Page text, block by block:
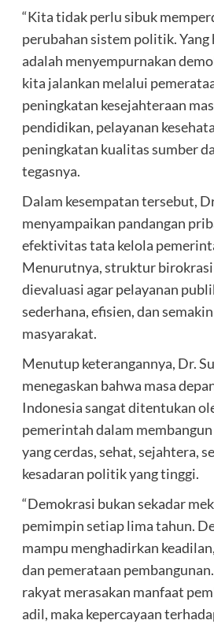
“Kita tidak perlu sibuk
perubahan sistem politik. Yang
adalah menyempurnakan
kita jalankan melalui
peningkatan kesejahteraan
pendidikan, pelayanan
peningkatan kualitas sumber
tegasnya.
Dalam kesempatan tersebut,
menyampaikan pandangan
efektivitas tata kelola
Menurutnya, struktur
dievaluasi agar pelayanan
sederhana, efisien, dan
masyarakat.
Menutup keterangannya, Dr.
menegaskan bahwa masa
Indonesia sangat ditentukan
pemerintah dalam
yang cerdas, sehat, sejahtera,
kesadaran politik yang tinggi.
“Demokrasi bukan sekadar
pemimpin setiap lima tahun.
mampu menghadirkan
dan pemerataan
rakyat merasakan manfaat
adil, maka kepercayaan